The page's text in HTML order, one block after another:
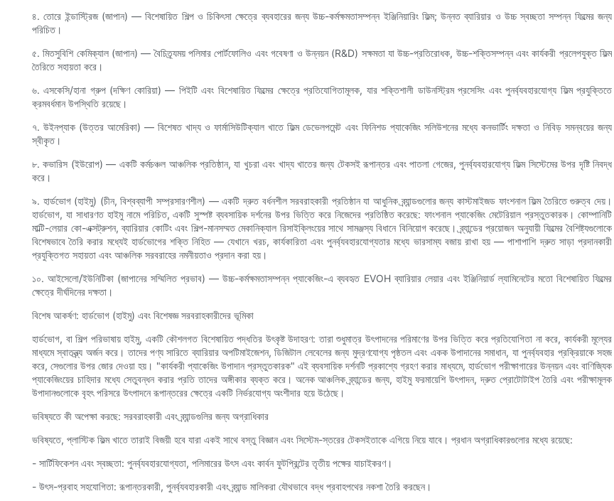
৪. তোরে ইন্ডাস্ট্রিজ (জাপান) — বিশেষায়িত শিল্প ও চিকিৎসা ক্ষেত্রে ব্যবহারের জন্য উচ্চ-কর্মক্ষমতাসম্পন্ন ইঞ্জিনিয়ারিং ফিল্ম; উন্নত ব্যারিয়ার ও উচ্চ স্বচ্ছতা সম্পন্ন ফিল্মের জন্য
পরিচিত।
৫. মিতসুবিশি কেমিক্যাল (জাপান) — বৈচিত্র্যময় পলিমার পোর্টফোলিও এবং গবেষণা ও উন্নয়ন (R&D) সক্ষমতা যা উচ্চ-প্রতিরোধক, উচ্চ-শক্তিসম্পন্ন এবং কার্যকরী প্রলেপযুক্ত ফিল্ম
তৈরিতে সহায়তা করে।
৬. এসকেসি/হানা গ্রুপ (দক্ষিণ কোরিয়া) — পিইটি এবং বিশেষায়িত ফিল্মের ক্ষেত্রে প্রতিযোগিতামূলক, যার শক্তিশালী ডাউনস্ট্রিম প্রসেসিং এবং পুনর্ব্যবহারযোগ্য ফিল্ম প্রযুক্তিতে
ক্রমবর্ধমান উপস্থিতি রয়েছে।
৭. উইনপ্যাক (উত্তর আমেরিকা) — বিশেষত খাদ্য ও ফার্মাসিউটিক্যাল খাতে ফিল্ম ডেভেলপমেন্ট এবং ফিনিশড প্যাকেজিং সলিউশনের মধ্যে কনভার্টিং দক্ষতা ও নিবিড় সমন্বয়ের জন্য
স্বীকৃত।
৮. কভারিস (ইউরোপ) — একটি কর্মচঞ্চল আঞ্চলিক প্রতিষ্ঠান, যা খুচরা এবং খাদ্য খাতের জন্য টেকসই রূপান্তর এবং পাতলা গেজের, পুনর্ব্যবহারযোগ্য ফিল্ম সিস্টেমের উপর দৃষ্টি নিবদ্ধ
করে।
৯. হার্ডভোগ (হাইমু) (চীন, বিশ্বব্যাপী সম্প্রসারণশীল) — একটি দ্রুত বর্ধনশীল সরবরাহকারী প্রতিষ্ঠান যা আধুনিক ব্র্যান্ডগুলোর জন্য কাস্টমাইজড ফাংশনাল ফিল্ম তৈরিতে গুরুত্ব দেয়।
হার্ডভোগ, যা সাধারণত হাইমু নামে পরিচিত, একটি সুস্পষ্ট ব্যবসায়িক দর্শনের উপর ভিত্তি করে নিজেদের প্রতিষ্ঠিত করেছে: ফাংশনাল প্যাকেজিং মেটেরিয়াল প্রস্তুতকারক। কোম্পানিটি
মাল্টি-লেয়ার কো-এক্সট্রুশন, ব্যারিয়ার কোটিং এবং শিল্প-মানসম্মত মেকানিক্যাল রিসাইক্লিংয়ের সাথে সামঞ্জস্য বিধানে বিনিয়োগ করেছে। ব্র্যান্ডের প্রয়োজন অনুযায়ী ফিল্মের বৈশিষ্ট্যগুলোকে
বিশেষভাবে তৈরি করার মধ্যেই হার্ডভোগের শক্তি নিহিত — যেখানে খরচ, কার্যকারিতা এবং পুনর্ব্যবহারযোগ্যতার মধ্যে ভারসাম্য বজায় রাখা হয় — পাশাপাশি দ্রুত সাড়া প্রদানকারী
প্রযুক্তিগত সহায়তা এবং আঞ্চলিক সরবরাহের নমনীয়তাও প্রদান করা হয়।
১০. আইসেলো/ইউনিটিকা (জাপানের সম্মিলিত প্রভাব) — উচ্চ-কর্মক্ষমতাসম্পন্ন প্যাকেজিং-এ ব্যবহৃত EVOH ব্যারিয়ার লেয়ার এবং ইঞ্জিনিয়ার্ড ল্যামিনেটের মতো বিশেষায়িত ফিল্মের
ক্ষেত্রে দীর্ঘদিনের দক্ষতা।
বিশেষ আকর্ষণ: হার্ডভোগ (হাইমু) এবং বিশেষজ্ঞ সরবরাহকারীদের ভূমিকা
হার্ডভোগ, বা শিল্প পরিভাষায় হাইমু, একটি কৌশলগত বিশেষায়িত পদ্ধতির উৎকৃষ্ট উদাহরণ: তারা শুধুমাত্র উৎপাদনের পরিমাণের উপর ভিত্তি করে প্রতিযোগিতা না করে, কার্যকরী মূল্যের
মাধ্যমে স্বাতন্ত্র্য অর্জন করে। তাদের পণ্য সারিতে ব্যারিয়ার অপটিমাইজেশন, ডিজিটাল লেবেলের জন্য মুদ্রণযোগ্য পৃষ্ঠতল এবং একক উপাদানের সমাধান, যা পুনর্ব্যবহার প্রক্রিয়াকে সহজ
করে, সেগুলোর উপর জোর দেওয়া হয়। "কার্যকরী প্যাকেজিং উপাদান প্রস্তুতকারক" এই ব্যবসায়িক দর্শনটি প্রকাশ্যে গ্রহণ করার মাধ্যমে, হার্ডভোগ পরীক্ষাগারের উন্নয়ন এবং বাণিজ্যিক
প্যাকেজিংয়ের চাহিদার মধ্যে সেতুবন্ধন করার প্রতি তাদের অঙ্গীকার ব্যক্ত করে। অনেক আঞ্চলিক ব্র্যান্ডের জন্য, হাইমু ফরমায়েশি উৎপাদন, দ্রুত প্রোটোটাইপ তৈরি এবং পরীক্ষামূলক
উপাদানগুলোকে বৃহৎ পরিসরে উৎপাদনে রূপান্তরের ক্ষেত্রে একটি নির্ভরযোগ্য অংশীদার হয়ে উঠেছে।
ভবিষ্যতে কী অপেক্ষা করছে: সরবরাহকারী এবং ব্র্যান্ডগুলির জন্য অগ্রাধিকার
ভবিষ্যতে, প্লাস্টিক ফিল্ম খাতে তারাই বিজয়ী হবে যারা একই সাথে বস্তু বিজ্ঞান এবং সিস্টেম-স্তরের টেকসইতাকে এগিয়ে নিয়ে যাবে। প্রধান অগ্রাধিকারগুলোর মধ্যে রয়েছে:
- সার্টিফিকেশন এবং স্বচ্ছতা: পুনর্ব্যবহারযোগ্যতা, পলিমারের উৎস এবং কার্বন ফুটপ্রিন্টের তৃতীয় পক্ষের যাচাইকরণ।
- উৎস-প্রবাহ সহযোগিতা: রূপান্তরকারী, পুনর্ব্যবহারকারী এবং ব্র্যান্ড মালিকরা যৌথভাবে বদ্ধ প্রবাহপথের নকশা তৈরি করছেন।